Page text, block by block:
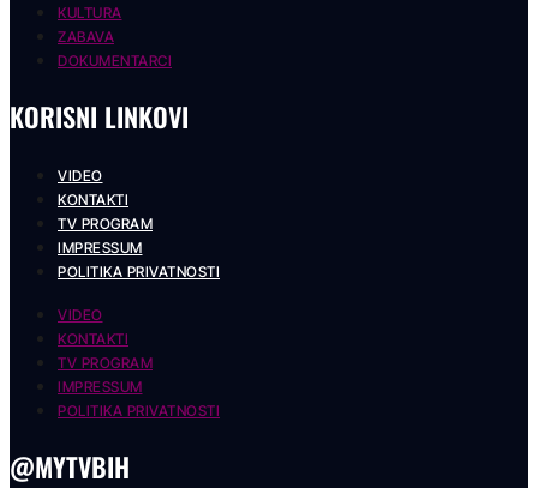
KULTURA
ZABAVA
DOKUMENTARCI
KORISNI LINKOVI
VIDEO
KONTAKTI
TV PROGRAM
IMPRESSUM
POLITIKA PRIVATNOSTI
VIDEO
KONTAKTI
TV PROGRAM
IMPRESSUM
POLITIKA PRIVATNOSTI
@MYTVBIH